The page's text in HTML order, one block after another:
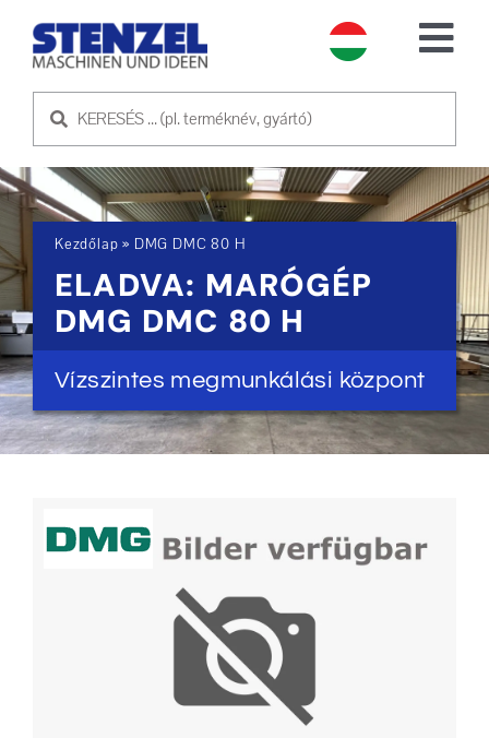
HASZNÁLT GÉPEK
ELADÓ GÉP
SZOLGÁLTATÁS
RÓLUNK
KAPCSOLATFELVÉTEL
Kezdőlap » DMG DMC 80 H
ELADVA: MARÓGÉP
DMG DMC 80 H
Vízszintes megmunkálási központ